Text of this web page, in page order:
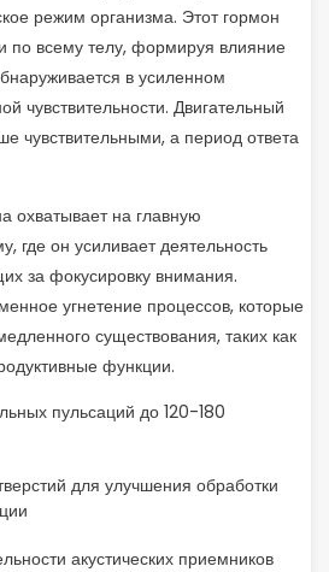
режим организма. Этот гормон
по всему телу, формируя влияние
в усиленном
чувствительности. Двигательный
чувствительными, а период ответа
охватывает на главную
где он усиливает деятельность
за фокусировку внимания.
угнетение процессов, которые
существования, таких как
функции.
пульсаций до 120-180
для улучшения обработки
акустических приемников